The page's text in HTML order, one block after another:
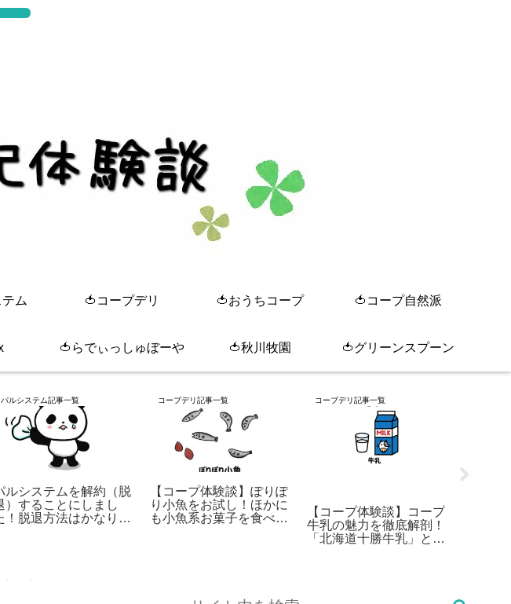
ム 🍅コープデリ 🍅おうちコープ 🍅コープ自然派
🍅らでぃっしゅぼーや 🍅秋川牧園 🍅グリーンスプーン
パルシステム記事一覧
ルシステムを解約（脱
）することにしまし
！脱退方法はかなり簡
コープデリ記事一覧
【コープ体験談】ぽりぽ
り小魚をお試し！ほかに
も小魚系お菓子を食べつ
コープデリ記事一覧
【コープ体験談】コープ
牛乳の魅力を徹底解剖！
「北海道十勝牛乳」との